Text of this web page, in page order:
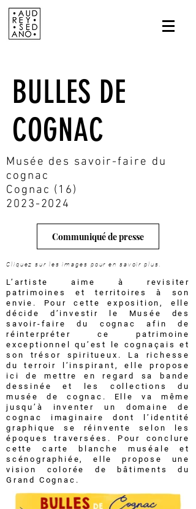
BULLES DE
COGNAC
Musée des savoir-faire du
cognac
Cognac (16)
2023-2024
Communiqué de presse
Cliquez sur les images pour en savoir plus.
L’artiste aime à revisiter
patrimoines et territoires à son
envie. Pour cette exposition, elle
décide d’investir le Musée des
savoir-faire du cognac afin de
réinterpréter ce patrimoine
exceptionnel qu’est le cognaçais et
son trésor spiritueux. La richesse
du terroir l’inspirant, elle propose
ici de mettre en regard sa bande
dessinée et les collections du
musée de cognac. Elle va même
jusqu’à inventer un domaine de
cognac imaginaire dont l’identité
graphique se réinvente selon les
époques traversées. Pour conclure
cette carte blanche muséale et
scénographiée, elle propose une
vision colorée de bâtiments du
Grand Cognac.